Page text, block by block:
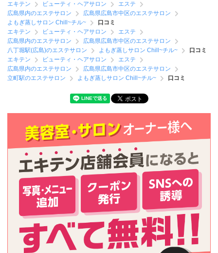
エキテン ビューティ・ヘアサロン
エステ
広島県内のエステサロン
広島県広島市中区のエステサロン
よもぎ蒸しサロン Chill~チル~
口コミ
エキテン
ビューティ・ヘアサロン
エステ
広島県内のエステサロン
広島県広島市中区のエステサロン
八丁堀駅(広島)のエステサロン
よもぎ蒸しサロン Chill~チル~
口コミ
エキテン
ビューティ・ヘアサロン
エステ
広島県内のエステサロン
広島県広島市中区のエステサロン
立町駅のエステサロン
よもぎ蒸しサロン Chill~チル~ 口コミ